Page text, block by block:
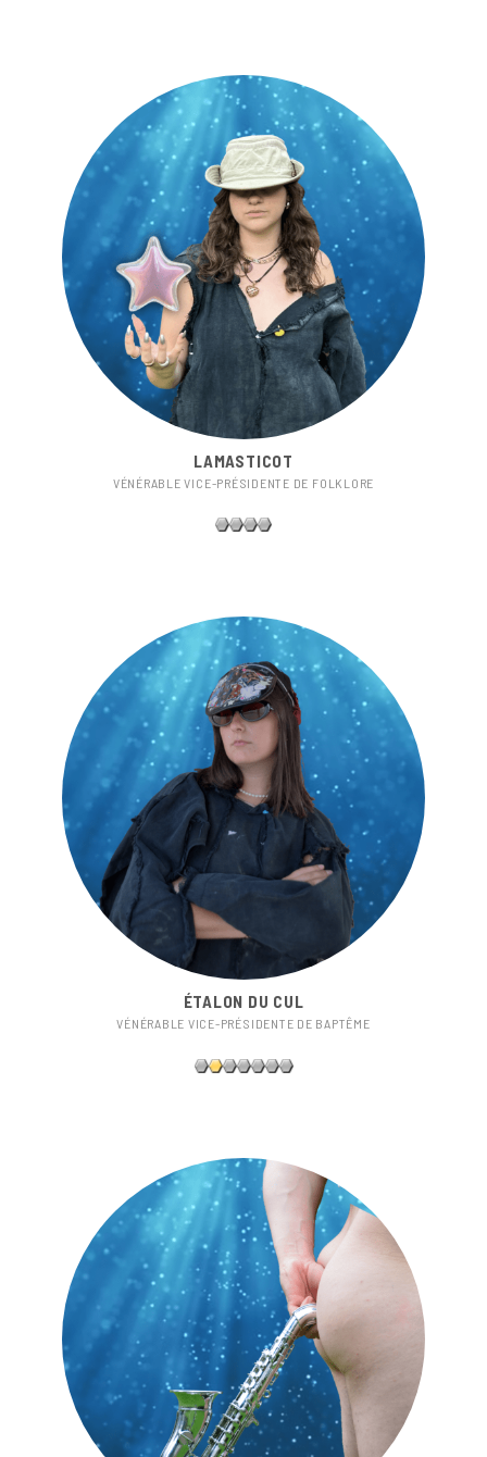
LAMASTICOT
VÉNÉRABLE VICE-PRÉSIDENTE DE FOLKLORE
ÉTALON DU CUL
VÉNÉRABLE VICE-PRÉSIDENTE DE BAPTÊME